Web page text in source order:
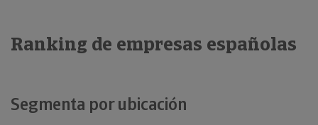
Ranking de empresas españolas
Segmenta por ubicación